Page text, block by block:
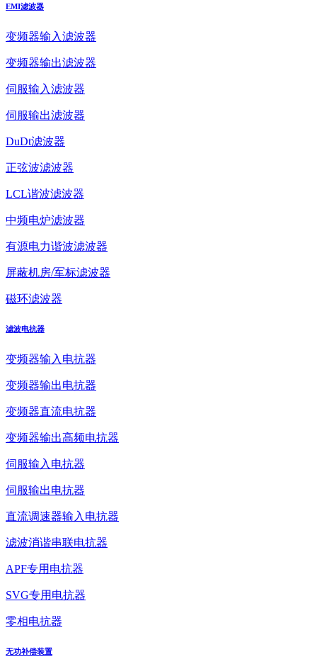
EMI滤波器
变频器输入滤波器
变频器输出滤波器
伺服输入滤波器
伺服输出滤波器
DuDt滤波器
正弦波滤波器
LCL谐波滤波器
中频电炉滤波器
有源电力谐波滤波器
屏蔽机房/军标滤波器
磁环滤波器
滤波电抗器
变频器输入电抗器
变频器输出电抗器
变频器直流电抗器
变频器输出高频电抗器
伺服输入电抗器
伺服输出电抗器
直流调速器输入电抗器
滤波消谐串联电抗器
APF专用电抗器
SVG专用电抗器
零相电抗器
无功补偿装置